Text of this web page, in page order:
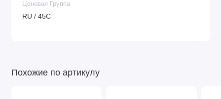
Ценовая Группа
RU / 45C
Похожие по артикулу